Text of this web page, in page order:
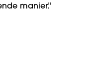
manier."